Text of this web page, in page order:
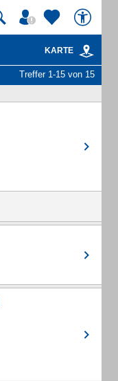
KARTE
Treffer 1-15 von 15